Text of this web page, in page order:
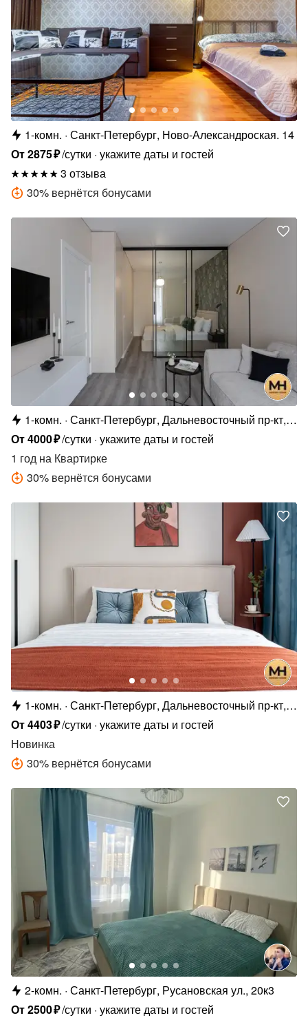
1-комн. Санкт-Петербург, Ново-Александроская. 14
От2875₽/сутки укажите даты и гостей
3 отзыва
30% вернётся бонусами
1-комн. Санкт-Петербург, Дальневосточный пр-кт,
19к1
От4000₽/сутки укажите даты и гостей
1 год на Квартирке
30% вернётся бонусами
1-комн. Санкт-Петербург, Дальневосточный пр-кт,
23
От4403₽/сутки укажите даты и гостей
Новинка
30% вернётся бонусами
2-комн. Санкт-Петербург, Русановская ул., 20к3
От2500₽/сутки укажите даты и гостей